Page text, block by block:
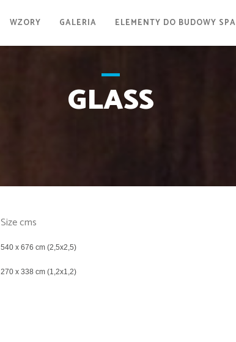
WZORY GALERIA ELEMENTY DO BUDOWY SPA
GLASS
Size cms
540 x 676 cm (2,5x2,5)
270 x 338 cm (1,2x1,2)